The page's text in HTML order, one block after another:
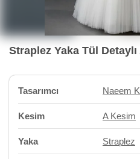
Straplez Yaka Tül
Tasarımcı Naeem
Kesim A Kesim
Yaka Straplez